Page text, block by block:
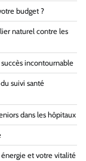
budget ?
naturel contre les
incontournable
suivi santé
dans les hôpitaux
et votre vitalité